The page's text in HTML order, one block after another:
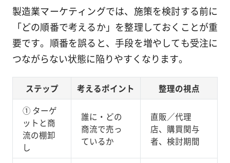
製造業マーケティングでは、施策を検討する前に
「どの順番で考えるか」を整理しておくことが重
要です。順番を誤ると、手段を増やしても受注に
つながらない状態に陥りやすくなります。
ステップ 考えるポイント
整理の視点
① ターゲ
ットと商
流の棚卸
し
誰に・どの
商流で売っ
ているか
直販／代理
店、購買関与
者、検討期間